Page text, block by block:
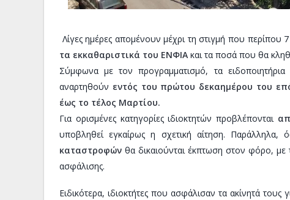
Λίγες ημέρες απομένουν μέχρι τη στιγμή που περίπου
τα εκκαθαριστικά του ΕΝΦΙΑ και τα ποσά που θα
Σύμφωνα με τον προγραμματισμό, τα
αναρτηθούν εντός του πρώτου δεκαημέρου του
έως το τέλος Μαρτίου.
Για ορισμένες κατηγορίες ιδιοκτητών προβλέπονται
υποβληθεί εγκαίρως η σχετική αίτηση. Παράλληλα,
καταστροφών θα δικαιούνται έκπτωση στον φόρο, με
ασφάλισης.
Ειδικότερα, ιδιοκτήτες που ασφάλισαν τα ακίνητά